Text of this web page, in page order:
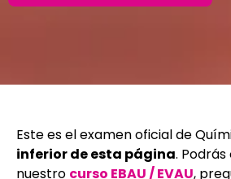
Este es el examen oficial de
inferior de esta página.
nuestro curso EBAU / EVAU,